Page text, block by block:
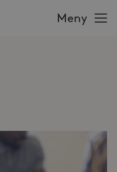
Meny